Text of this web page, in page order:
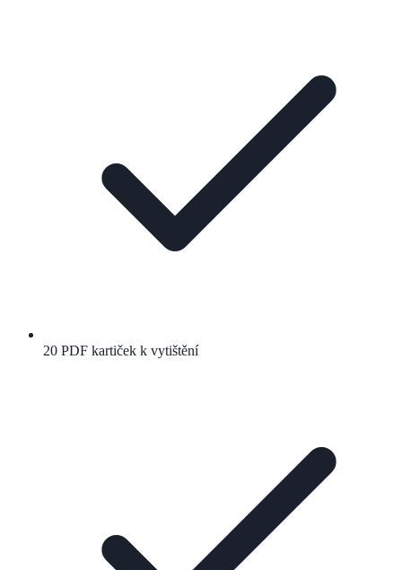
20 PDF kartiček k vytištění